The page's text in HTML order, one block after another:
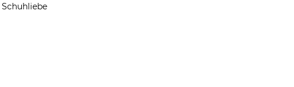
Schuhliebe